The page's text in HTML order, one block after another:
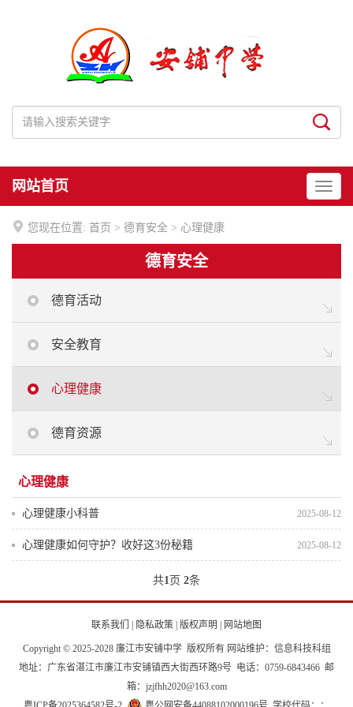
网站首页
 您现在位置: 首页 > 德育安全 > 心理健康
德育安全
德育活动
安全教育
心理健康
德育资源
心理健康
2025-08-12
心理健康小科普
2025-08-12
心理健康如何守护？收好这3份秘籍
共1页 2条
联系我们 隐私政策 版权声明 网站地图
Copyright © 2025-2028 廉江市安铺中学 版权所有 网站维护：信息科技科组
地址：广东省湛江市廉江市安铺镇西大街西环路9号 电话：0759-6843466 邮
箱：jzjfhh2020@163.com